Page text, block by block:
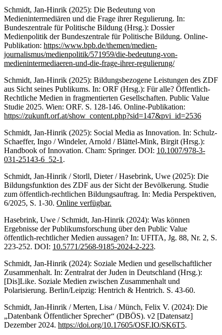
Schmidt, Jan-Hinrik (2025): Die Bedeutung von
Medienintermediären und die Frage ihrer Regulierung. In:
Bundeszentrale für Politische Bildung (Hrsg.): Dossier
Medienpolitik der Bundeszentrale für Politische Bildung. Online-
Publikation: https://www.bpb.de/themen/medien-
journalismus/medienpolitik/571959/die-bedeutung-von-
medienintermediaeren-und-die-frage-ihrer-regulierung/
Schmidt, Jan-Hinrik (2025): Bildungsbezogene Leistungen des ZDF
aus Sicht seines Publikums. In: ORF (Hrsg.): Für alle? Öffentlich-
Rechtliche Medien in fragmentierten Gesellschaften. Public Value
Studie 2025. Wien: ORF. S. 128-146. Online-Publikation:
https://zukunft.orf.at/show_content.php?sid=147&pvi_id=2536
Schmidt, Jan-Hinrik (2025): Social Media as Innovation. In: Schulz-
Schaeffer, Ingo / Windeler, Arnold / Blättel-Mink, Birgit (Hrsg.):
Handbook of Innovation. Cham: Springer. DOI: 10.1007/978-3-
031-25143-6_52-1 .
Schmidt, Jan-Hinrik / Storll, Dieter / Hasebrink, Uwe (2025): Die
Bildungsfunktion des ZDF aus der Sicht der Bevölkerung. Studie
zum öffentlich-rechtlichen Bildungsauftrag. In: Media Perspektiven,
6/2025, S. 1-30. Online verfügbar.
Hasebrink, Uwe / Schmidt, Jan-Hinrik (2024): Was können
Ergebnisse der Publikumsforschung über den Public Value
öffentlich-rechtlicher Medien aussagen? In: UFITA, Jg. 88, Nr. 2, S.
223-252. DOI: 10.5771/2568-9185-2024-2-223.
Schmidt, Jan-Hinrik (2024): Soziale Medien und gesellschaftlicher
Zusammenhalt. In: Zentralrat der Juden in Deutschland (Hrsg.):
[Dis]Like. Soziale Medien zwischen Zusammenhalt und
Polarisierung. Berlin/Leipzig: Hentrich & Hentrich. S. 43-60.
Schmidt, Jan-Hinrik / Merten, Lisa / Münch, Felix V. (2024): Die
„Datenbank Öffentlicher Sprecher“ (DBÖS). v2 [Datensatz]
Dezember 2024. https://doi.org/10.17605/OSF.IO/SK6T5.